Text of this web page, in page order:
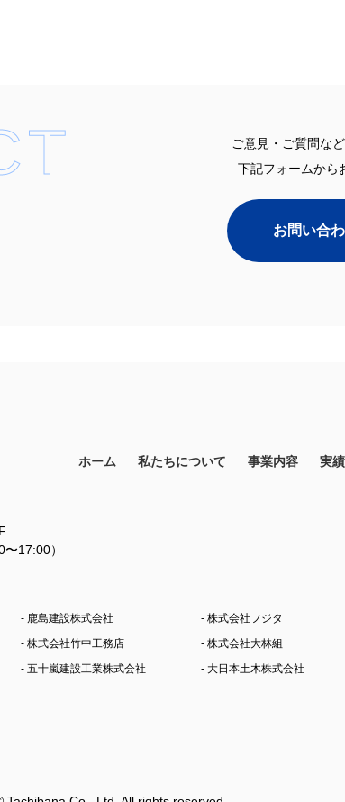
ご意見・ご質問な
下記フォームから
お問い合
ホーム 私たちについて 事業内容 実績
17:00）
- 鹿島建設株式会社 - 株式会社フジタ
- 株式会社竹中工務店 - 株式会社大林組
- 五十嵐建設工業株式会社 - 大日本土木株式会社